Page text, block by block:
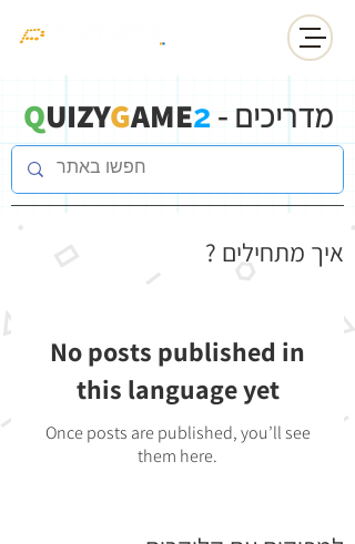
מדריכים -Q
UIZYGAME2
איך מתחילים ?
No posts published in
this language yet
Once posts are published, you’ll see
them here.